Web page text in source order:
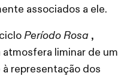
associados a ele.
Período Rosa ,
liminar de um
representação dos